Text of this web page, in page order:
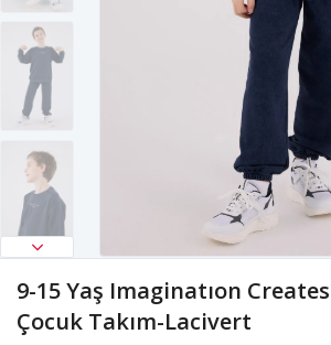
9-15 Yaş Imaginatıon
Çocuk Takım-Lacivert